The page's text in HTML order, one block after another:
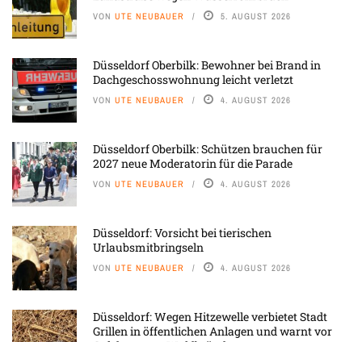
VON UTE NEUBAUER 5. AUGUST 2026
Düsseldorf Oberbilk: Bewohner bei Brand in
Dachgeschosswohnung leicht verletzt
VON UTE NEUBAUER 4. AUGUST 2026
Düsseldorf Oberbilk: Schützen brauchen für
2027 neue Moderatorin für die Parade
VON UTE NEUBAUER 4. AUGUST 2026
Düsseldorf: Vorsicht bei tierischen
Urlaubsmitbringseln
VON UTE NEUBAUER 4. AUGUST 2026
Düsseldorf: Wegen Hitzewelle verbietet Stadt
Grillen in öffentlichen Anlagen und warnt vor